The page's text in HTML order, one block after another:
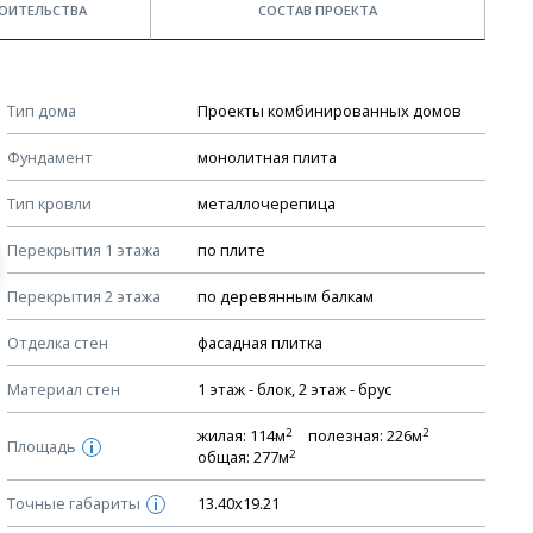
СОСТАВ ПРОЕКТА
Тип дома Проекты комбинированных домов
Фундамент монолитная плита
Тип кровли металлочерепица
Перекрытия 1 этажа по плите
Перекрытия 2 этажа по деревянным балкам
Отделка стен фасадная плитка
Материал стен 1 этаж - блок, 2 этаж - брус
Площадь i
жилая: 114м2 полезная: 226м2
общая: 277м2
Точные габариты i 13.40х19.21
Примечания
Стоимость строительства дома — ориентировочная!
Для более детального расчета стоимости
строительства необходима разработка сметы, согласно
стоимости материалов в вашем регионе
Мы не учитываем стоимость доставки материалов.
Смотрите советы по выбору материала в нашем
КОНСТРУКТИВНЫЕ РЕШЕНИЯ (КР)
План фундамента
Устройство фундамента, спецификация материалов
фундамента
Планы перекрытий этажей, спецификация элементов
Устройство перекрытий
Устройство стен
Спецификация материалов стен
Схема расположения элементов стропил
Спецификация элементов стропил
Устройство стропильной системы